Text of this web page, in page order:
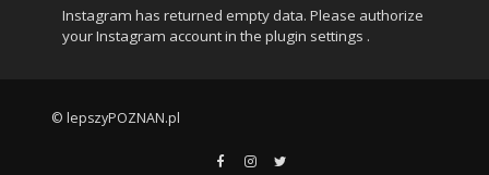
Instagram has returned empty data. Please authorize
your Instagram account in the plugin settings .
© lepszyPOZNAN.pl